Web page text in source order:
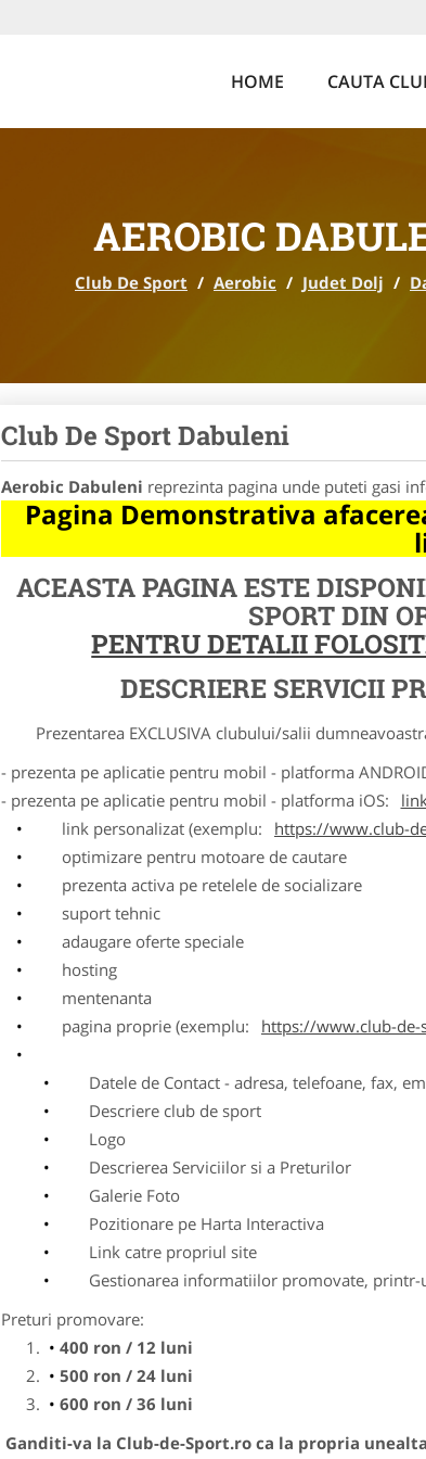
HOME CAUTA
AEROBIC
Club De Sport / Aerobic / Judet Dolj /
Club De Sport Dabuleni
Aerobic Dabuleni reprezinta pagina unde puteti gasi
Pagina Demonstrativa
ACEASTA PAGINA ESTE
SPORT DIN
PENTRU DETALII
DESCRIERE SERVICII
Prezentarea EXCLUSIVA clubului/salii
- prezenta pe aplicatie pentru mobil - platforma
- prezenta pe aplicatie pentru mobil - platforma iOS:
link personalizat (exemplu:
https://www.club-
optimizare pentru motoare de cautare
prezenta activa pe retelele de socializare
suport tehnic
adaugare oferte speciale
hosting
mentenanta
pagina proprie (exemplu:
https://www.club-
Datele de Contact - adresa, telefoane, fax,
Descriere club de sport
Logo
Descrierea Serviciilor si a Preturilor
Galerie Foto
Pozitionare pe Harta Interactiva
Link catre propriul site
Gestionarea informatiilor promovate, printr-
Preturi promovare:
400 ron / 12 luni
500 ron / 24 luni
600 ron / 36 luni
Ganditi-va la Club-de-Sport.ro ca la propria